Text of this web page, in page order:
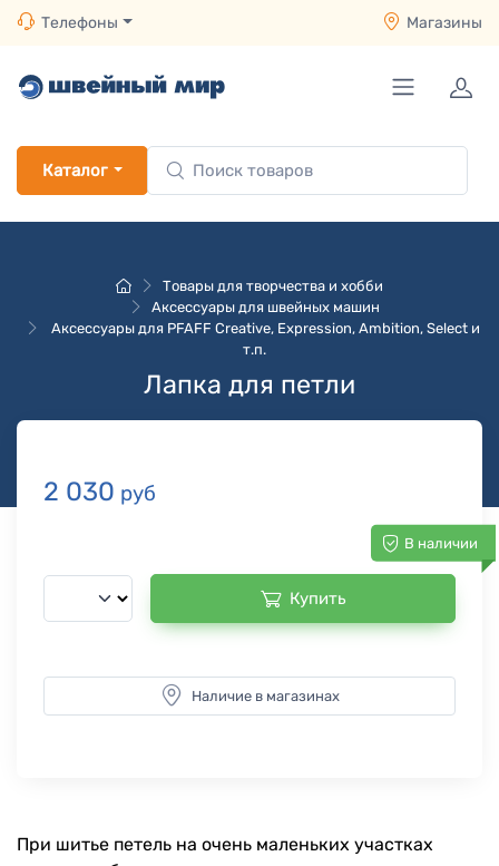
Телефоны Магазины
Каталог
Товары для творчества и хобби
Аксессуары для швейных машин
Аксессуары для PFAFF Creative, Expression, Ambition, Select и
т.п.
Лапка для петли
2 030 руб
В наличии
Купить
Наличие в магазинах
При шитье петель на очень маленьких участках